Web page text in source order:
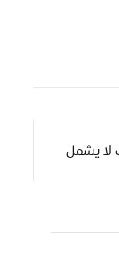
لا يشمل